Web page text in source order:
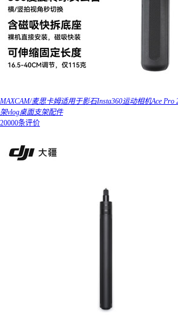
MAXCAM/麦思卡姆适用于影石Insta360运动相机Ace
架vlog桌面支架配件
20000条评价